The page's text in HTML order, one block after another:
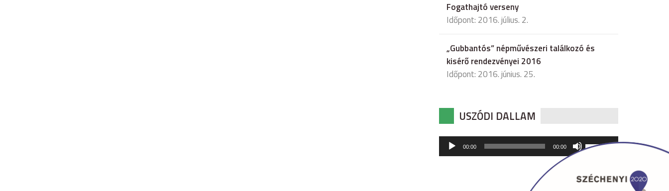
Fogathajtó verseny
Időpont: 2016. július. 2.
„Gubbantós” népművészeri találkozó és
kisérő rendezvényei 2016
Időpont: 2016. június. 25.
USZÓDI DALLAM
Audió
lejátszó
00:00 00:00
hangerő
csökkentéséhez